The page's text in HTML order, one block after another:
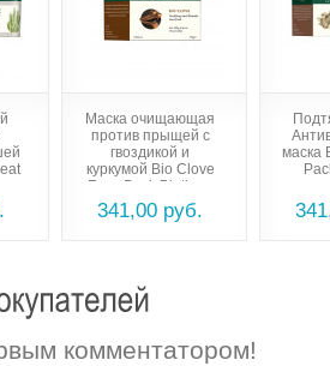
Маска очищающая
против прыщей с
гвоздикой и
куркумой Bio Clove
Face Pack Biotique
341,00 руб.
маска
комментатором!